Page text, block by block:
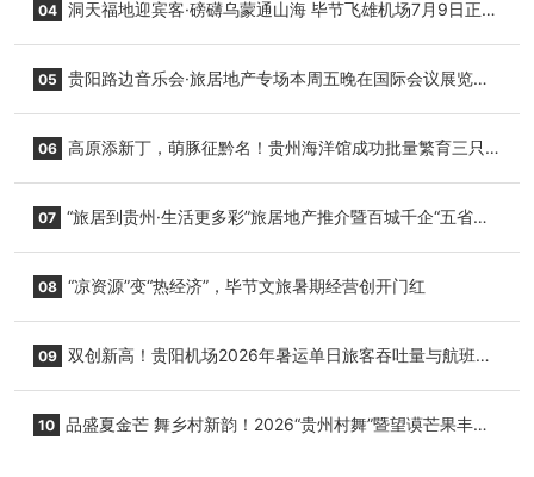
04 洞天福地迎宾客·磅礴乌蒙通山海 毕节飞雄机场7月9日正式
05 贵阳路边音乐会·旅居地产专场本周五晚在国际会议展览中
06 高原添新丁，萌豚征黔名！贵州海洋馆成功批量繁育三只
07 “旅居到贵州·生活更多彩”旅居地产推介暨百城千企“五省
08 “凉资源”变“热经济”，毕节文旅暑期经营创开门红
09 双创新高！贵阳机场2026年暑运单日旅客吞吐量与航班起
10 品盛夏金芒 舞乡村新韵！2026“贵州村舞”暨望谟芒果丰收